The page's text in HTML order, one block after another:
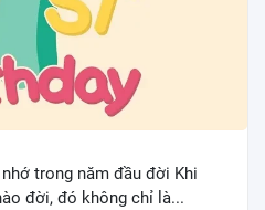
trong năm đầu đời Khi
đời, đó không chỉ là...